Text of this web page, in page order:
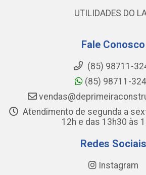
UTILIDADES DO
Fale Conosco
(85) 98711-
(85) 98711-
Atendimento de segunda a
12h e das 13h30 às
Redes Sociais
Instagram